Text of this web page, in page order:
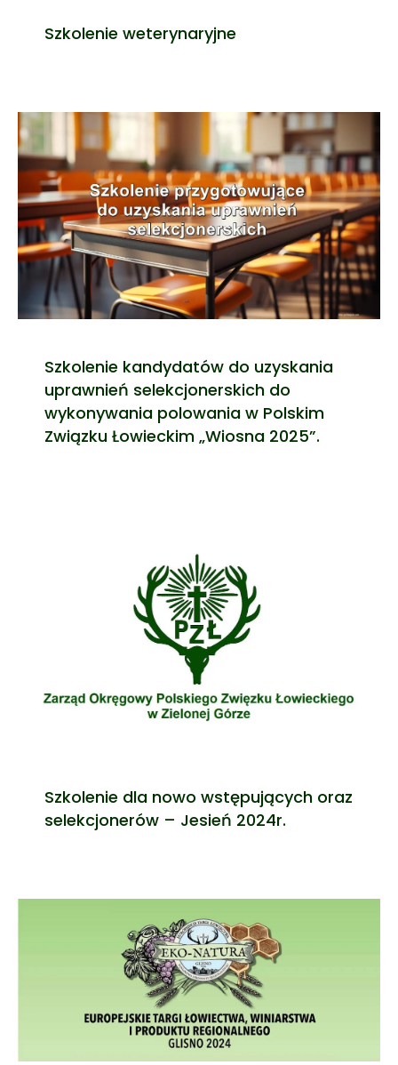
Szkolenie weterynaryjne
Szkolenie kandydatów do uzyskania
uprawnień selekcjonerskich do
wykonywania polowania w Polskim
Związku Łowieckim „Wiosna 2025”.
Szkolenie dla nowo wstępujących oraz
selekcjonerów – Jesień 2024r.